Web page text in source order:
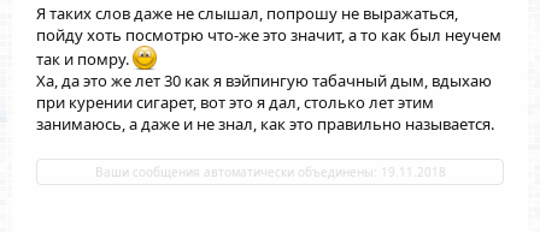
Я таких слов даже не слышал, попрошу не выражаться,
пойду хоть посмотрю что-же это значит, а то как был неучем
так и помру.
Ха, да это же лет 30 как я вэйпингую табачный дым, вдыхаю
при курении сигарет, вот это я дал, столько лет этим
занимаюсь, а даже и не знал, как это правильно называется.
Ваши сообщения автоматически объединены: 19.11.2018